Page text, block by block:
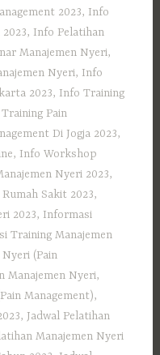
2023, Info
, Info Pelatihan
Manajemen Nyeri,
Nyeri, Info
2023, Info Training
Pain
Di Jogja 2023,
, Info Workshop
Nyeri 2023,
Sakit 2023,
2023, Informasi
Training Manajemen
(Pain
Manajemen Nyeri,
Management),
, Jadwal Pelatihan
Manajemen Nyeri